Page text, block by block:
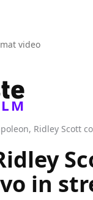
video
Ridley Scott
in